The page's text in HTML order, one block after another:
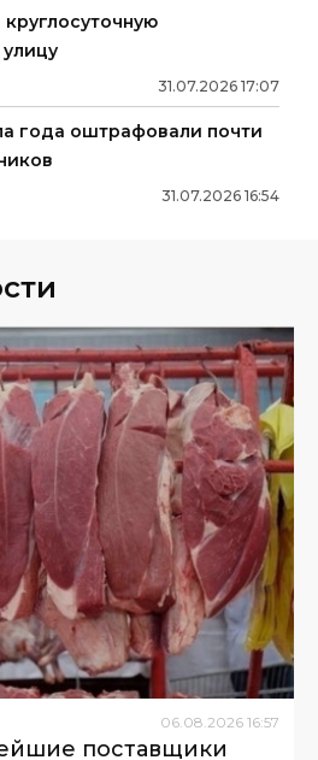
31.07.2026 17:07
года оштрафовали почти
31.07.2026 16:54
06.08.2026 16:57
поставщики